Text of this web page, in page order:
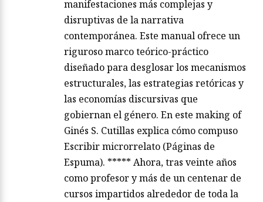
manifestaciones más complejas y
disruptivas de la narrativa
contemporánea. Este manual ofrece un
riguroso marco teórico-práctico
diseñado para desglosar los mecanismos
estructurales, las estrategias retóricas y
las economías discursivas que
gobiernan el género. En este making of
Ginés S. Cutillas explica cómo compuso
Escribir microrrelato (Páginas de
Espuma). ***** Ahora, tras veinte años
como profesor y más de un centenar de
cursos impartidos alrededor de toda la